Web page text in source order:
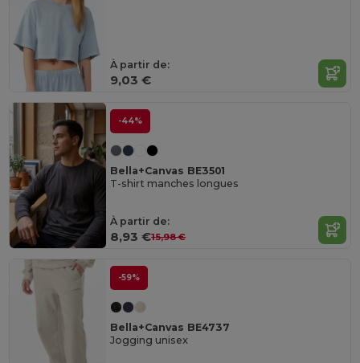
À partir de:
9,03 €
-44%
Bella+Canvas BE3501
T-shirt manches longues
À partir de:
8,93 €15,98 €
-59%
Bella+Canvas BE4737
Jogging unisex